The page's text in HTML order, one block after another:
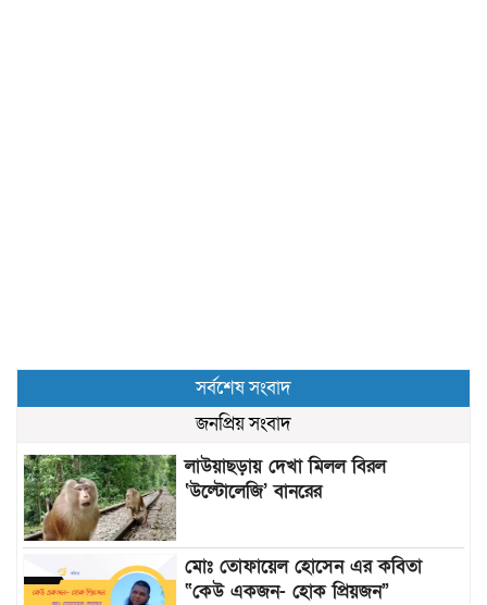
সর্বশেষ সংবাদ
জনপ্রিয় সংবাদ
লাউয়াছড়ায় দেখা মিলল বিরল
‘উল্টোলেজি’ বানরের
মোঃ তোফায়েল হোসেন এর কবিতা
“কেউ একজন- হোক প্রিয়জন”